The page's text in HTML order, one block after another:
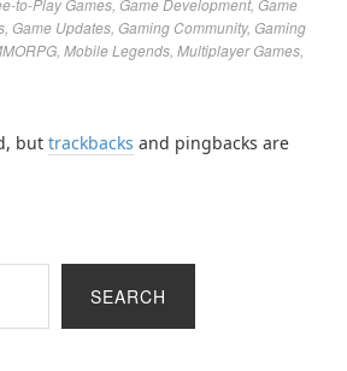
to-Play Games Game Development, Game
Game Updates Gaming Community, Gaming
Mobile Legends Multiplayer Games
but trackbacks and pingbacks are
SEARCH